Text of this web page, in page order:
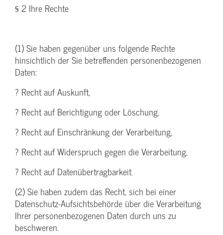
§ 2 Ihre Rechte
(1) Sie haben gegenüber uns folgende Rechte
hinsichtlich der Sie betreffenden personenbezogenen
Daten:
? Recht auf Auskunft,
? Recht auf Berichtigung oder Löschung,
? Recht auf Einschränkung der Verarbeitung,
? Recht auf Widerspruch gegen die Verarbeitung,
? Recht auf Datenübertragbarkeit.
(2) Sie haben zudem das Recht, sich bei einer
Datenschutz-Aufsichtsbehörde über die Verarbeitung
Ihrer personenbezogenen Daten durch uns zu
beschweren.